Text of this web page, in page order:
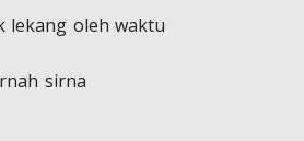
lekang oleh waktu
sirna